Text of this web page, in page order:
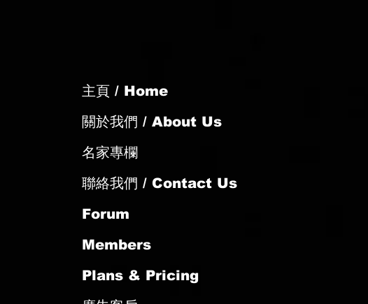
主頁 / Home
關於我們 / About Us
名家專欄
聯絡我們 / Contact Us
Forum
Members
Plans & Pricing